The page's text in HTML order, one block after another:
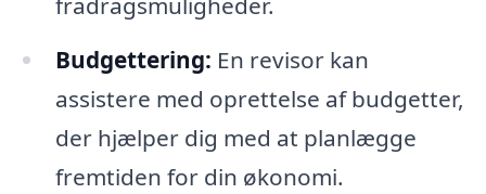
Budgettering: En revisor kan
assistere med oprettelse af budgetter,
der hjælper dig med at planlægge
fremtiden for din økonomi.